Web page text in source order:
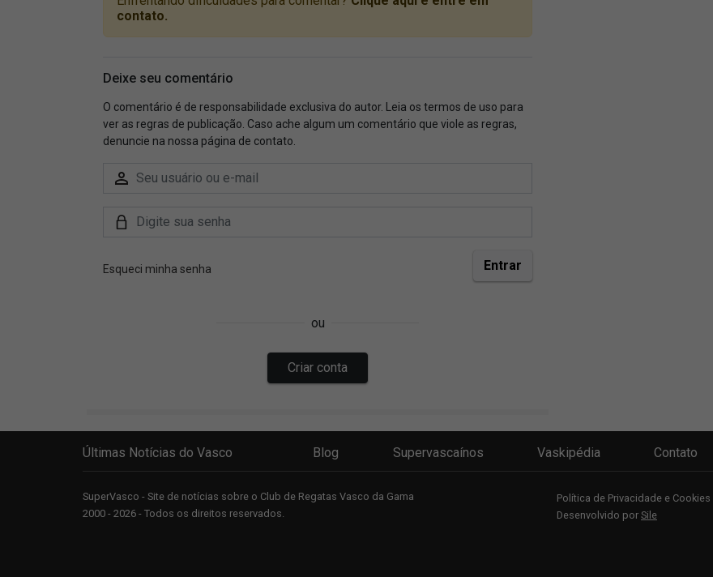
Últimas Notícias do Vasco Blog Supervascaínos Vaskipédia Contato
SuperVasco - Site de notícias sobre o Club de Regatas Vasco da Gama
2000 - 2026 - Todos os direitos reservados.
Política de Privacidade e Cookies
Desenvolvido por Sile